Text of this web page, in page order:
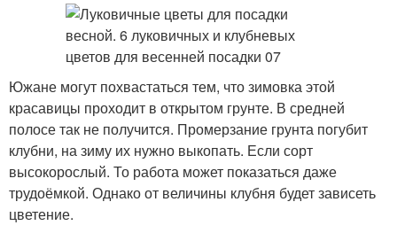
Южане могут похвастаться тем, что зимовка этой
красавицы проходит в открытом грунте. В средней
полосе так не получится. Промерзание грунта погубит
клубни, на зиму их нужно выкопать. Если сорт
высокорослый. То работа может показаться даже
трудоёмкой. Однако от величины клубня будет зависеть
цветение.